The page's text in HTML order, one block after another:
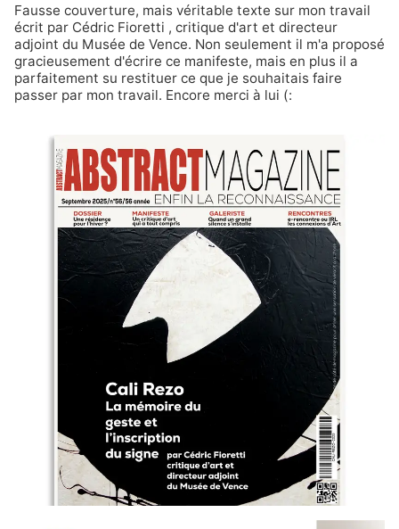
Fausse couverture, mais véritable texte sur mon travail
écrit par Cédric Fioretti , critique d'art et directeur
adjoint du Musée de Vence. Non seulement il m'a proposé
gracieusement d'écrire ce manifeste, mais en plus il a
parfaitement su restituer ce que je souhaitais faire
passer par mon travail. Encore merci à lui (: